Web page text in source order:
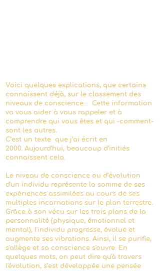
Voici quelques explications, que certains
connaissent déjà, sur le classement des
niveaux de conscience... Cette information
va vous aider à vous rappeler et à
comprendre qui vous êtes et qui -comment-
sont les autres.
C’est un texte que j’ai écrit en
2000. Aujourd’hui, beaucoup d’initiés
connaissent cela.
Le niveau de conscience ou d''évolution
d'un individu représente la somme de ses
expériences assimilées au cours de ses
multiples incarnations sur le plan terrestre.
Grâce à son vécu sur les trois plans de la
personnalité (physique, émotionnel et
mental), l'individu progresse, évolue et
augmente ses vibrations. Ainsi, il se purifie,
s'allège et sa conscience s'ouvre. En
quelques mots, on peut dire qu'à travers
l'évolution, s’est développée une pensée